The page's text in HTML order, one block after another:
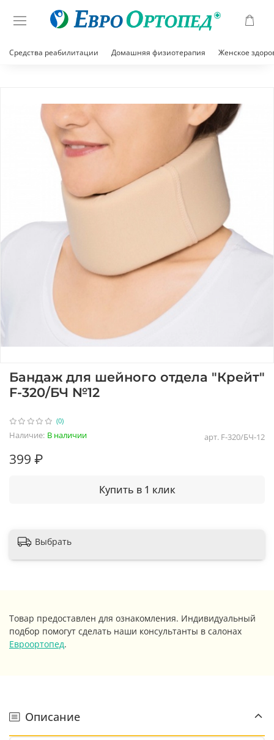
Средства реабилитации Домашняя физиотерапия Женское
(0)
арт. F-320/БЧ-12
Наличие: В наличии
Бандаж для шейного отдела "Крейт"
F-320/БЧ №12
399 ₽
Купить в 1 клик
Выбрать
Товар предоставлен для ознакомления. Индивидуальный
подбор помогут сделать наши консультанты в салонах
Евроортопед.
Описание